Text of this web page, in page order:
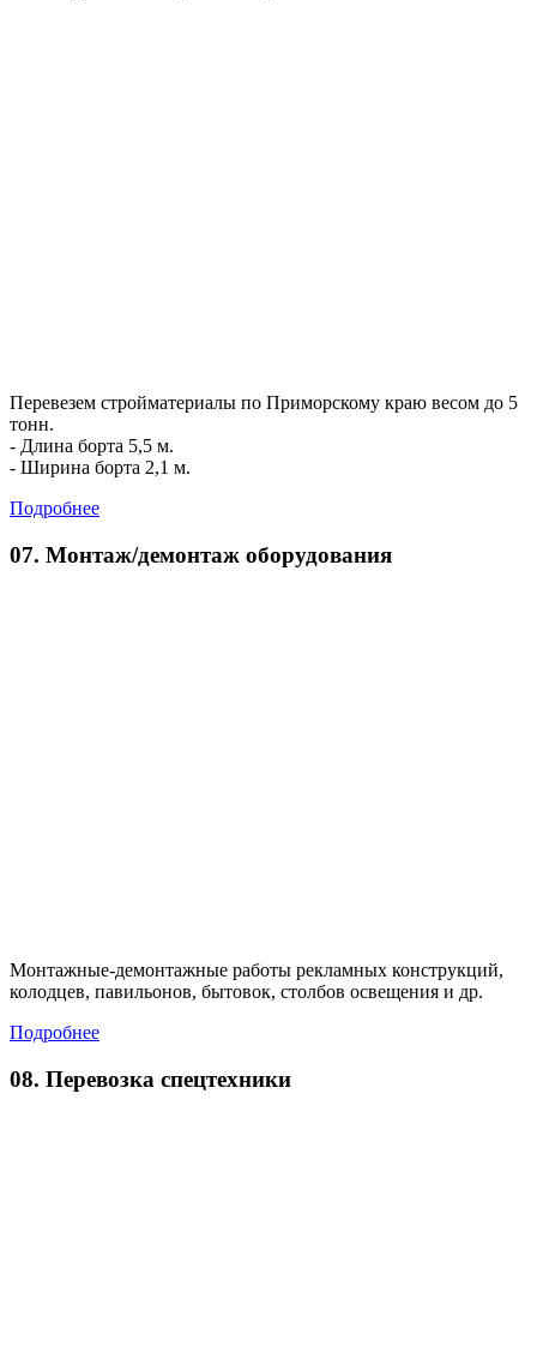
Перевезем стройматериалы по Приморскому краю весом до 5
тонн.
- Длина борта 5,5 м.
- Ширина борта 2,1 м.
Подробнее
07. Монтаж/демонтаж оборудования
Монтажные-демонтажные работы рекламных конструкций,
колодцев, павильонов, бытовок, столбов освещения и др.
Подробнее
08. Перевозка спецтехники